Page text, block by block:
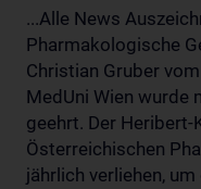
...Alle News
Pharmakologische
Christian Gruber
MedUni Wien wurde
geehrt. Der
Österreichischen
jährlich verliehen,